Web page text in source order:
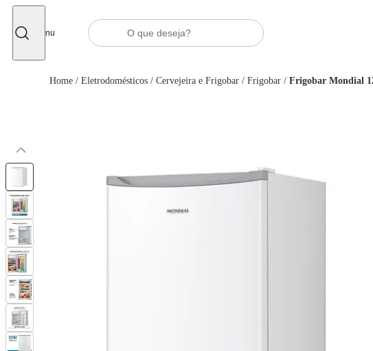
Menu
Home / Eletrodomésticos / Cervejeira e Frigobar / Frigobar / Frigobar Mondial